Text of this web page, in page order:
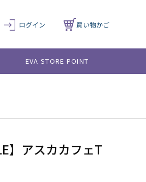
ログイン 買い物かご
EVA STORE POINT
】アスカカフェT